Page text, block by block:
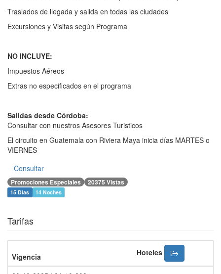
Traslados de llegada y salida en todas las ciudades
Excursiones y Visitas según Programa
NO INCLUYE:
Impuestos Aéreos
Extras no especificados en el programa
Salidas desde Córdoba:
Consultar con nuestros Asesores Turisticos
El circuito en Guatemala con Riviera Maya inicia días MARTES o
VIERNES
Consultar
Promociones Especiales 20375 Vistas
15 Días 14 Noches
Tarifas
Vigencia Hoteles